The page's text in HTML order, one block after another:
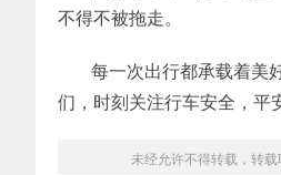
不得不被拖走。
每一次出行都承载着美
们，时刻关注行车安全，平
未经允许不得转载，转